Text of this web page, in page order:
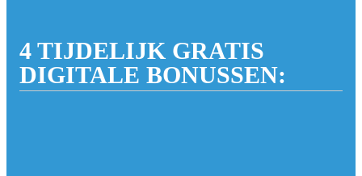
4 TIJDELIJK GRATIS
DIGITALE BONUSSEN: